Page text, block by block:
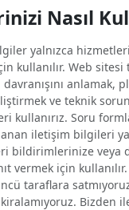
Nasıl
yalnızca
kullanılır. Web
davranışını anlamak,
ve teknik
kullanırız. Soru
iletişim bilgileri
bildirimlerinize veya
vermek için
taraflara
Bizden